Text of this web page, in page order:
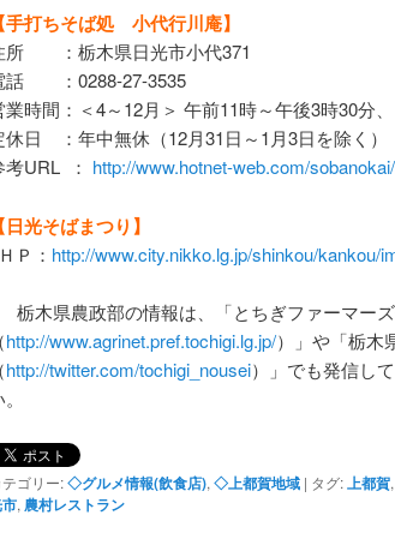
【手打ちそば処 小代行川庵】
所 ：栃木県日光市小代371
話 ：0288-27-3535
業時間：＜4～12月＞ 午前11時～午後3時30分
休日 ：年中無休（12月31日～1月3日を除く）
考URL ： http://www.hotnet-web.com/
【日光そばまつり】
ＨＰ： http://www.city.nikko.lg.jp/shinkou/kankou/
木県農政部の情報は、「とちぎファーマー
（http://www.agrinet.pref.tochigi.lg.jp/）」や「栃木
（http://twitter.com/tochigi_nousei）」でも発信し
テゴリー:◇グルメ情報(飲食店), ◇上都賀地域 | タグ: 上都賀,
, 農村レストラン